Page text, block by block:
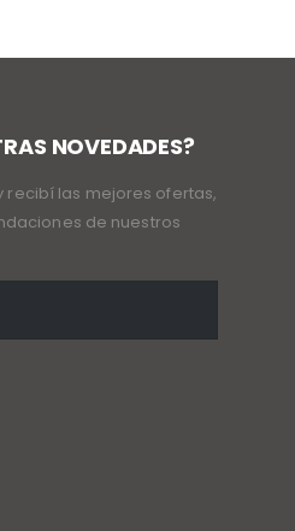
NOVEDADES?
recibí las mejores ofertas,
de nuestros